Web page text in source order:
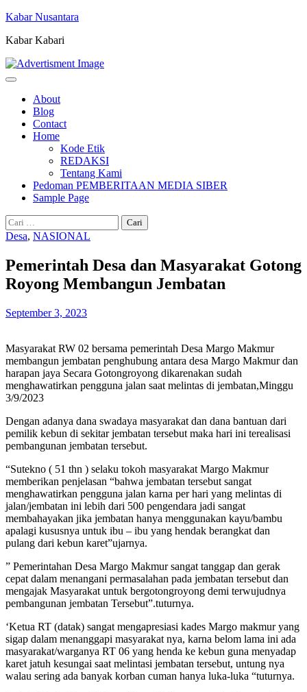
Skip
content
Kabar Nusantara
Kabar Kabari
About
Blog
Contact
Home
Kode Etik
REDAKSI
Tentang Kami
Pedoman PEMBERITAAN MEDIA SIBER
Sample Page
Cari
untuk:
Desa, NASIONAL
Pemerintah Desa dan Masyarakat Gotong
Royong Membangun Jembatan
September 3, 2023
Masyarakat RW 02 bersama pemerintah Desa Margo Makmur
membangun jembatan penghubung antara desa Margo Makmur dan
harapan jaya Secara Gotongroyong dikarenakan sudah
menghawatirkan pengguna jalan saat melintas di jembatan,Minggu
3/9/2023
Dengan adanya dana swadaya masyarakat dan dana bantuan dari
pemilik kebun di sekitar jembatan tersebut maka hari ini terealisasi
pembangunan jembatan tersebut.
“Sutekno ( 51 thn ) selaku tokoh masyarakat Margo Makmur
memberikan penjelasan “bahwa jembatan tersebut sangat
menghawatirkan pengguna jalan karna per hari yang melintas di
jalan/jembatan ini lebih dari 500 pengendara jadi sangat
membahayakan jika jembatan hanya menggunakan kayu/bambu
apalagi kususnya untuk ibu – ibu yang hendak berangkat dan
pulang dari kebun karet”ujarnya.
” Pemerintahan Desa Margo Makmur sangat tanggap dan gerak
cepat dalam menangani permasalahan pada jembatan tersebut dan
mengajak Masyarakat untuk bergotongroyong demi terwujudnya
pembangunan jembatan Tersebut”.tuturnya.
‘Ketua RT (datak) sangat mengapresiasi kades Margo makmur yang
sigap dalam menanggapi masyarakat nya, karna belom lama ini ada
masyarakat/warganya RT 06 yang henda ke kebun guna menyadap
karet jatuh kesungai saat melintasi jembatan tersebut, untung nya
walau sering ada banyak korban cuman hanya luka-luka “tuturnya.